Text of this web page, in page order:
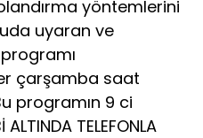
yöntemlerini
uyaran ve
çarşamba saat
programın 9 ci
TELEFONLA